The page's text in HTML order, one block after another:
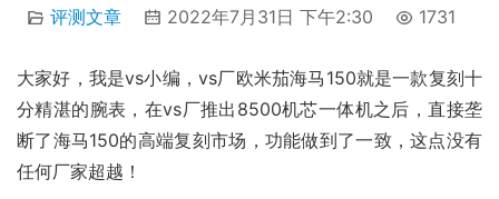
评测文章 2022年7月31日 下午2:30 1731
大家好，我是vs小编，vs厂欧米茄海马150就是一款复刻十
分精湛的腕表，在vs厂推出8500机芯一体机之后，直接垄
断了海马150的高端复刻市场，功能做到了一致，这点没有
任何厂家超越！